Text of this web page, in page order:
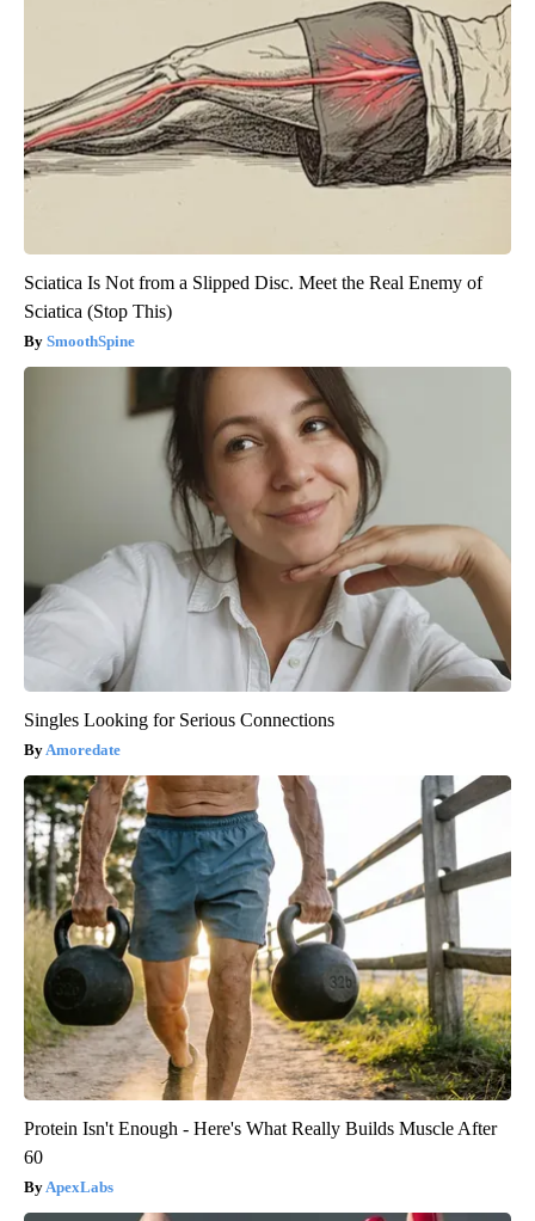
Sciatica Is Not from a Slipped Disc. Meet the Real Enemy of
Sciatica (Stop This)
SmoothSpine
Singles Looking for Serious Connections
Amoredate
Protein Isn't Enough - Here's What Really Builds Muscle After
60
ApexLabs